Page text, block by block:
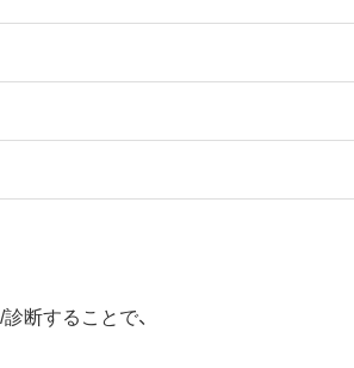
断することで、